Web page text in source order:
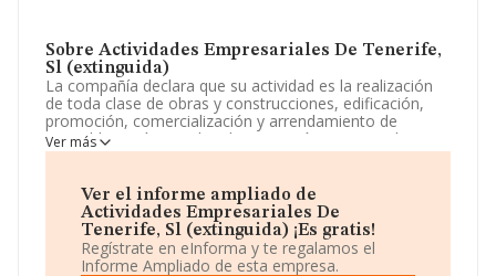
Sobre Actividades Empresariales De Tenerife,
Sl (extinguida)
La compañía declara que su actividad es la realización
de toda clase de obras y construcciones, edificación,
promoción, comercialización y arrendamiento de
inmuebles, así como la administración y gestos de
operaciones relacionadas con la anteriormente
Limitada. Su actividad CNAE es '%cnae%' con código
7499. La sociedad no tiene actividad en mercados
exteriores.
Para más información es posible contactar a través del
Ver más
Ver el informe ampliado de
Actividades Empresariales De
Tenerife, Sl (extinguida) ¡Es gratis!
Regístrate en eInforma y te regalamos el
Informe Ampliado de esta empresa.